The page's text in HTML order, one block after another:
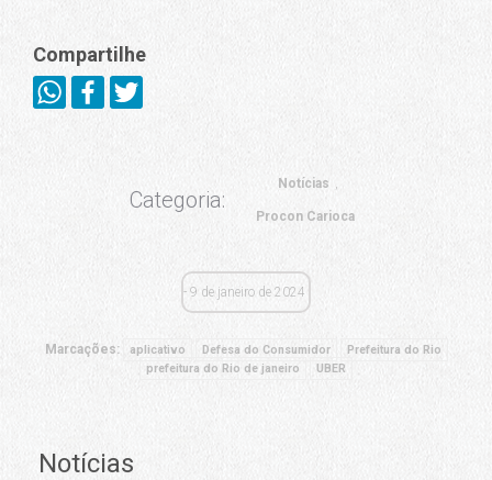
Compartilhe
Categoria:
Notícias
Procon Carioca
9 de janeiro de 2024
Marcações: aplicativo Defesa do Consumidor
Prefeitura do Rio
prefeitura do Rio de janeiro
UBER
Notícias